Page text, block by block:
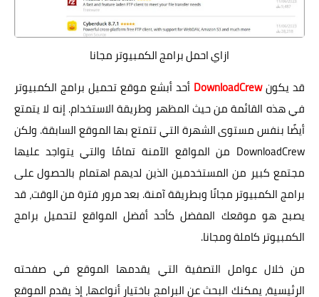
ازاي احمل برامج الكمبيوتر مجانا
قد يكونDownloadCrew أحد أبشع موقع تحميل برامج الكمبيوتر
في هذه القائمة من حيث المظهر وطريقة الاستخدام. إنه لا يتمتع
أيضًا بنفس مستوى الشهرة التي تتمتع بها الموقع السابقة. ولكن
DownloadCrew من المواقع الآمنة تمامًا والتي يتواجد عليها
مجتمع كبير من المستخدمين الذين لديهم اهتمام بالحصول على
برامج الكمبيوتر مجانًا وبطريقة آمنة. بعد مرور فترة من الوقت، قد
يصبح هو موقعك المفضل كأحد أفضل المواقع لتحميل برامج
الكمبيوتر كاملة ومجانا.
من خلال عوامل التصفية التي يقدمها الموقع في صفحته
الرئيسية، يمكنك البحث عن البرامج باختيار أنواعها، إذ يقدم الموقع